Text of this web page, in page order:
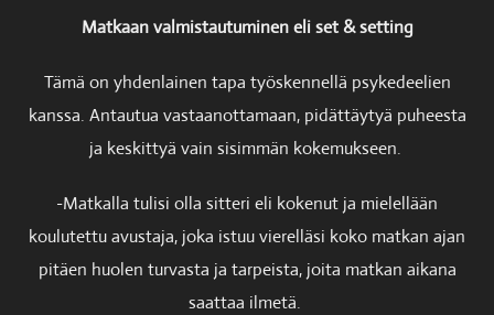
Matkaan valmistautuminen eli set & setting
Tämä on yhdenlainen tapa työskennellä psykedeelien
kanssa. Antautua vastaanottamaan, pidättäytyä puheesta
ja keskittyä vain sisimmän kokemukseen.
-Matkalla tulisi olla sitteri eli kokenut ja mielellään
koulutettu avustaja, joka istuu vierelläsi koko matkan ajan
pitäen huolen turvasta ja tarpeista, joita matkan aikana
saattaa ilmetä.